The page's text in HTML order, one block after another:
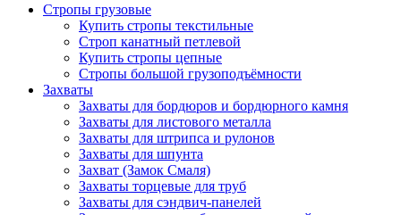
Стропы грузовые
Купить стропы текстильные
Строп канатный петлевой
Купить стропы цепные
Стропы большой грузоподъёмности
Захваты
Захваты для бордюров и бордюрного камня
Захваты для листового металла
Захваты для штрипса и рулонов
Захваты для шпунта
Захват (Замок Смаля)
Захваты торцевые для труб
Захваты для сэндвич-панелей